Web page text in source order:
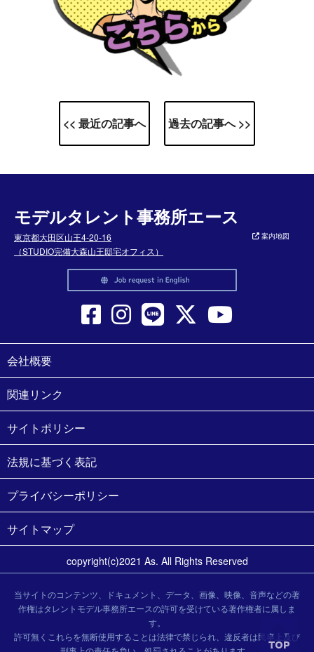
<< 最近の記事へ 過去の記事へ >>
モデルタレント事務所エース
東京都大田区山王4-20-16
（STUDIO完備大森山王邸宅オフィス）
案内地図
会社概要
関連リンク
サイトポリシー
法規に基づく表記
プライバシーポリシー
サイトマップ
copyright(c)2021 As. All Rights Reserved
当サイトのコンテンツ、ドキュメント、データ、画像、映像、音声などの著
作権はタレントモデル事務所エースの許可を受けている著作権者に属しま
す。
許可無くこれらを無断使用することは法律で禁じられ、違反者は民事上及び